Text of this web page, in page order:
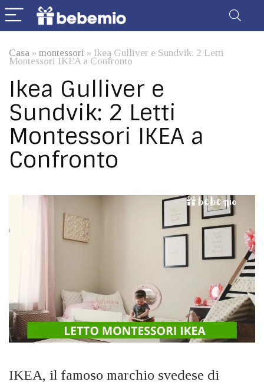
Casa » montessori » Ikea Gulliver e Sundvik: 2 Letti
Montessori IKEA a Confronto
Ikea Gulliver e
Sundvik: 2 Letti
Montessori IKEA a
Confronto
IKEA, il famoso marchio svedese di